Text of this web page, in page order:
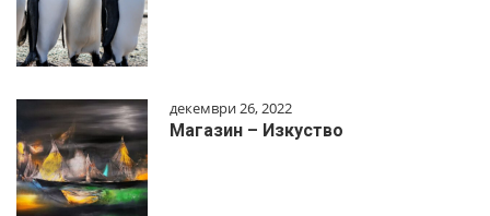
декември 26, 2022
Магазин – Изкуство